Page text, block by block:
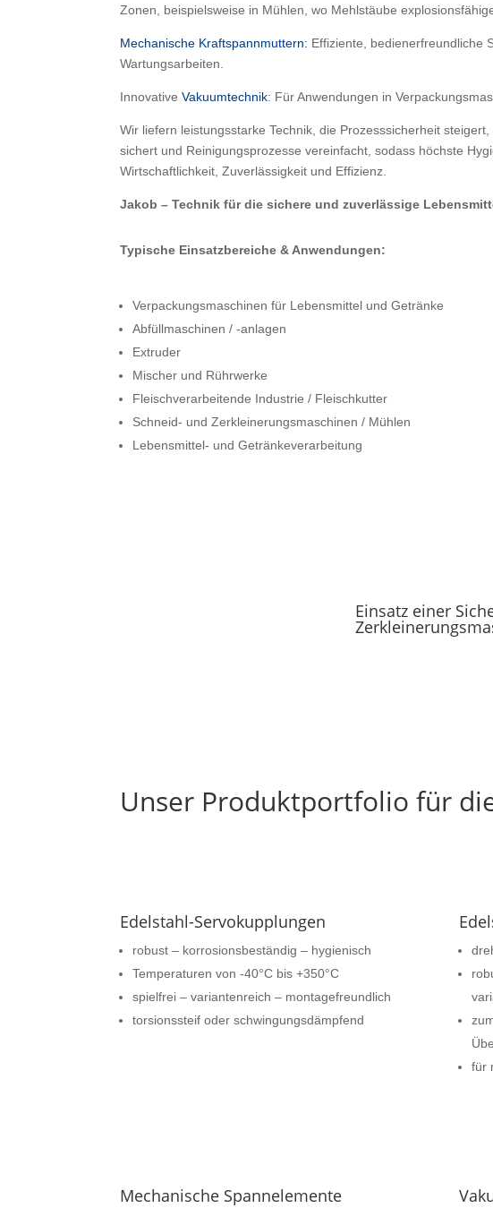
Zonen, beispielsweise in Mühlen, wo Mehlstäube
Mechanische Kraftspannmuttern: Effiziente, bedienerfreundliche
Wartungsarbeiten.
InnovativeVakuumtechnik: Für Anwendungen in
Wir liefern leistungsstarke Technik, die Prozesssicherheit
sichert und Reinigungsprozesse vereinfacht, sodass höchste
Wirtschaftlichkeit, Zuverlässigkeit und Effizienz.
Jakob – Technik für die sichere und zuverlässige
Typische Einsatzbereiche & Anwendungen:
Verpackungsmaschinen für Lebensmittel und Getränke
Abfüllmaschinen / -anlagen
Extruder
Mischer und Rührwerke
Fleischverarbeitende Industrie / Fleischkutter
Schneid- und Zerkleinerungsmaschinen / Mühlen
Lebensmittel- und Getränkeverarbeitung
Einsatz einer
Unser Produktportfolio für
Edelstahl-Servokupplungen
robust – korrosionsbeständig – hygienisch
Temperaturen von -40°C bis +350°C
spielfrei – variantenreich – montagefreundlich
torsionssteif oder schwingungsdämpfend
für
Mechanische Spannelemente